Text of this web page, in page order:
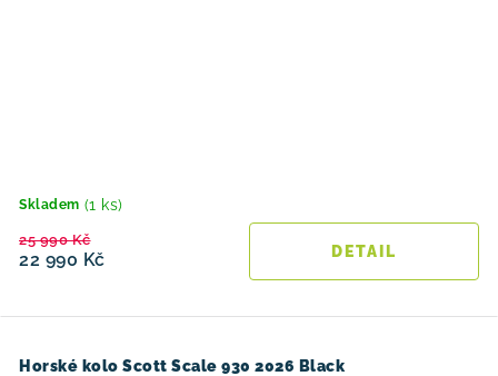
Skladem (1 ks)
22 990 Kč
25 990 Kč
Horské kolo Scott Scale 930 2026 Black